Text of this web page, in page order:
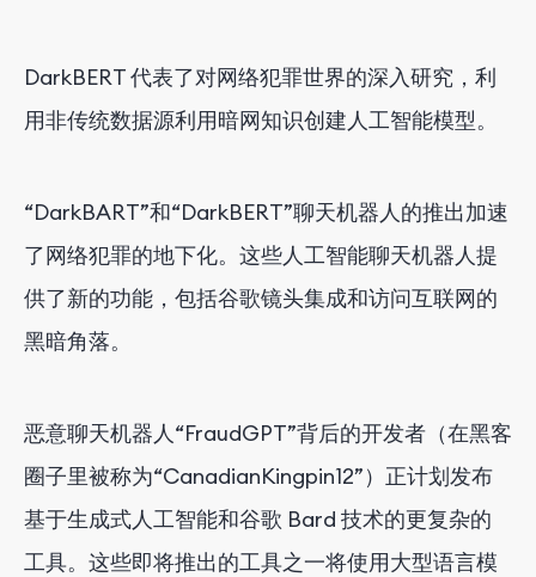
DarkBERT 代表了对网络犯罪世界的深入研究，利
用非传统数据源利用暗网知识创建人工智能模型。
“DarkBART”和“DarkBERT”聊天机器人的推出加速
了网络犯罪的地下化。这些人工智能聊天机器人提
供了新的功能，包括谷歌镜头集成和访问互联网的
黑暗角落。
恶意聊天机器人“FraudGPT”背后的开发者（在黑客
圈子里被称为“CanadianKingpin12”）正计划发布
基于生成式人工智能和谷歌 Bard 技术的更复杂的
工具。这些即将推出的工具之一将使用大型语言模